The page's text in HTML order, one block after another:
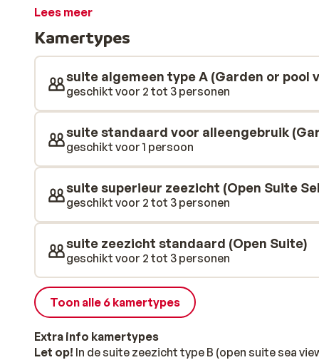
aan bij het levendige deel met bars, pubs en
bodem. Ideaal als je met kleine kinderen op vakantie
kinderbadje waar zij hun energie in kwijt kunnen. De
en netjes ingericht. Heerlijk om hier in thuis te komen
restaurant staat iedere dag een smakelijk buffet
voor wat entertainment in de vorm van live muziek.
Lees meer
Kamertypes
suite algemeen type A (Garden or pool
geschikt voor 2 tot 3 personen
suite standaard voor alleengebruik
geschikt voor 1 persoon
suite superieur zeezicht (Open Suite
geschikt voor 2 tot 3 personen
suite zeezicht standaard (Open Suite)
geschikt voor 2 tot 3 personen
Toon alle 6 kamertypes
Extra info kamertypes
Let op! In de suite zeezicht type B (open suite sea